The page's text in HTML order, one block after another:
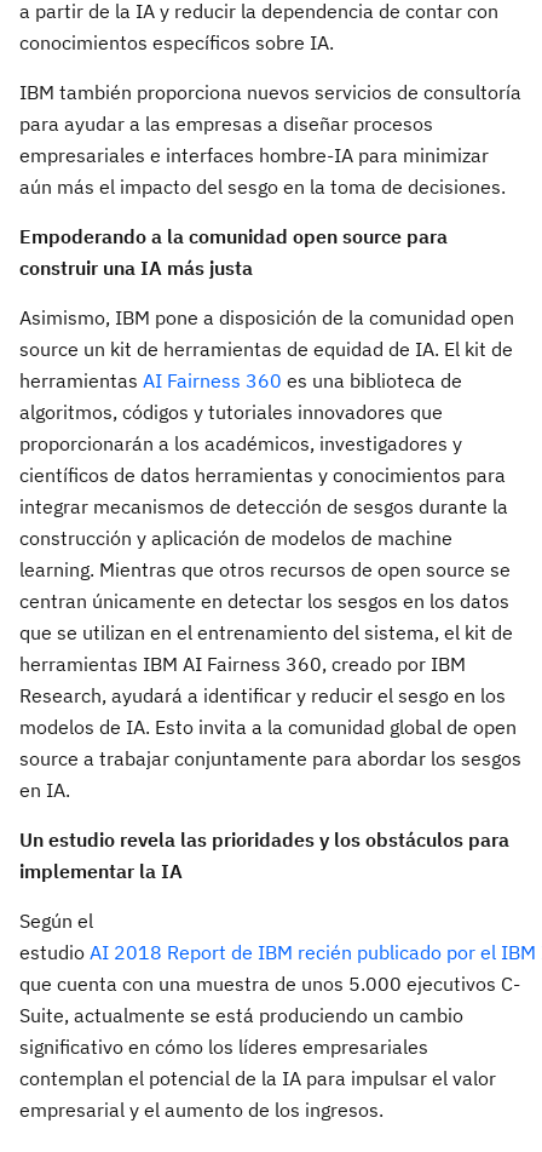
a partir de la IA y reducir la dependencia de contar con
conocimientos específicos sobre IA.
IBM también proporciona nuevos servicios de consultoría
para ayudar a las empresas a diseñar procesos
empresariales e interfaces hombre-IA para minimizar
aún más el impacto del sesgo en la toma de decisiones.
Empoderando a la comunidad open source para
construir una IA más justa
Asimismo, IBM pone a disposición de la comunidad open
source un kit de herramientas de equidad de IA. El kit de
herramientas AI Fairness 360 es una biblioteca de
algoritmos, códigos y tutoriales innovadores que
proporcionarán a los académicos, investigadores y
científicos de datos herramientas y conocimientos para
integrar mecanismos de detección de sesgos durante la
construcción y aplicación de modelos de machine
learning. Mientras que otros recursos de open source se
centran únicamente en detectar los sesgos en los datos
que se utilizan en el entrenamiento del sistema, el kit de
herramientas IBM AI Fairness 360, creado por IBM
Research, ayudará a identificar y reducir el sesgo en los
modelos de IA. Esto invita a la comunidad global de open
source a trabajar conjuntamente para abordar los sesgos
en IA.
Un estudio revela las prioridades y los obstáculos para
implementar la IA
Según el
estudio AI 2018 Report de IBM recién publicado por el
que cuenta con una muestra de unos 5.000 ejecutivos C-
Suite, actualmente se está produciendo un cambio
significativo en cómo los líderes empresariales
contemplan el potencial de la IA para impulsar el valor
empresarial y el aumento de los ingresos.